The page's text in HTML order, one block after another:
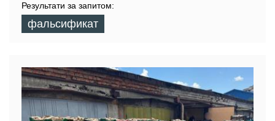
Результати за запитом:
фальсификат